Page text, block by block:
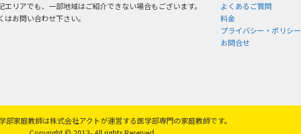
エリアでも、一部地域はご紹介できない場合もございます。
はお問い合わせ下さい。
よくあるご質問
料金
プライバシー・ポリシー
お問合せ
部家庭教師は株式会社アクトが運営する医学部専門の家庭教師です。